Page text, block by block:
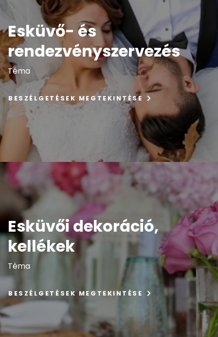
Esküvő- és
rendezvényszervezés
Téma
BESZÉLGETÉSEK MEGTEKINTÉSE
Esküvői dekoráció,
kellékek
Téma
BESZÉLGETÉSEK MEGTEKINTÉSE